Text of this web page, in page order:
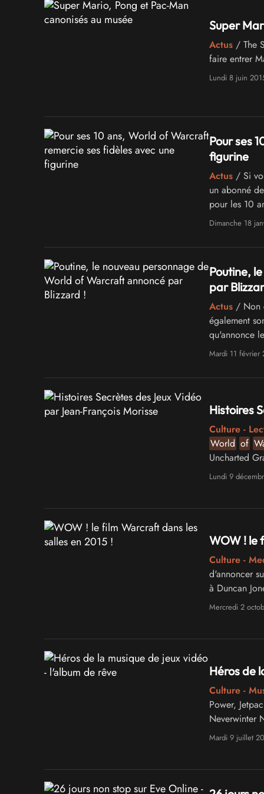
Super
Actus/ The
faire entrer
Lundi 8 juin
Pour ses
figurine
Actus/ Si
un abonné
pour les 10
fidélité !
Dimanche 18
Poutine,
par
Actus/ Non
également
qu'annonce
les locaux
Mardi 11 février
Histoires
Culture -
World of
Uncharted
Joystick, a
Lundi 9
WOW ! le
Culture -
d'annoncer
à Duncan
vont circuler
Mercredi 2
Héros de
Culture -
Power,
Neverwinter
TRACY W.
Mardi 9 juillet